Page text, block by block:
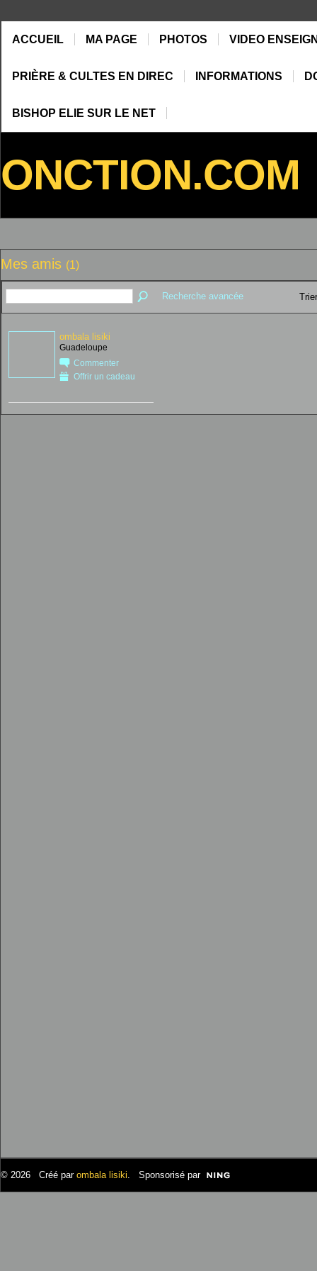
ACCUEIL MA PAGE PHOTOS VIDEO
PRIÈRE & CULTES EN DIREC INFORMATIONS
BISHOP ELIE SUR LE NET
ONCTION.COM
Mes amis (1)
Recherche avancée
ombala lisiki
Guadeloupe
Commenter
Offrir un cadeau
© 2026 Créé par ombala lisiki. Sponsorisé par